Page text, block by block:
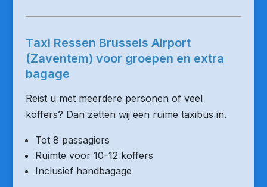
Taxi Ressen Brussels Airport
(Zaventem) voor groepen en extra
bagage
Reist u met meerdere personen of veel
koffers? Dan zetten wij een ruime taxibus in.
Tot 8 passagiers
Ruimte voor 10–12 koffers
Inclusief handbagage